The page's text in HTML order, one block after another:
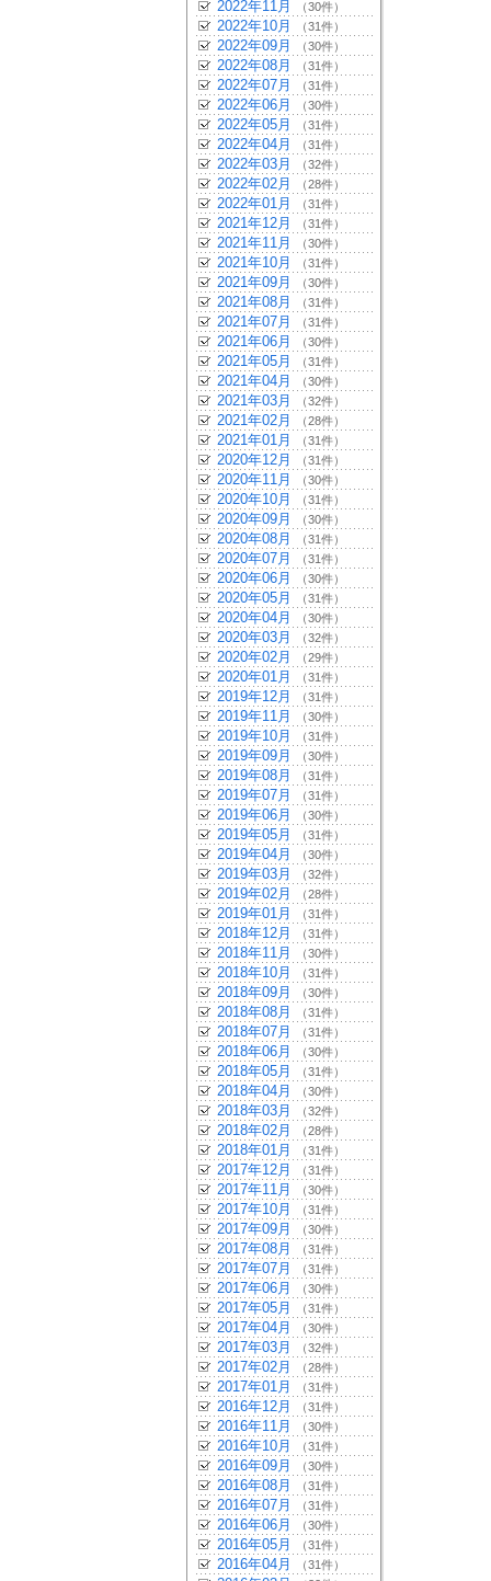
2022年11月 （30件）
2022年10月 （31件）
2022年09月 （30件）
2022年08月 （31件）
2022年07月 （31件）
2022年06月 （30件）
2022年05月 （31件）
2022年04月 （31件）
2022年03月 （32件）
2022年02月 （28件）
2022年01月 （31件）
2021年12月 （31件）
2021年11月 （30件）
2021年10月 （31件）
2021年09月 （30件）
2021年08月 （31件）
2021年07月 （31件）
2021年06月 （30件）
2021年05月 （31件）
2021年04月 （30件）
2021年03月 （32件）
2021年02月 （28件）
2021年01月 （31件）
2020年12月 （31件）
2020年11月 （30件）
2020年10月 （31件）
2020年09月 （30件）
2020年08月 （31件）
2020年07月 （31件）
2020年06月 （30件）
2020年05月 （31件）
2020年04月 （30件）
2020年03月 （32件）
2020年02月 （29件）
2020年01月 （31件）
2019年12月 （31件）
2019年11月 （30件）
2019年10月 （31件）
2019年09月 （30件）
2019年08月 （31件）
2019年07月 （31件）
2019年06月 （30件）
2019年05月 （31件）
2019年04月 （30件）
2019年03月 （32件）
2019年02月 （28件）
2019年01月 （31件）
2018年12月 （31件）
2018年11月 （30件）
2018年10月 （31件）
2018年09月 （30件）
2018年08月 （31件）
2018年07月 （31件）
2018年06月 （30件）
2018年05月 （31件）
2018年04月 （30件）
2018年03月 （32件）
2018年02月 （28件）
2018年01月 （31件）
2017年12月 （31件）
2017年11月 （30件）
2017年10月 （31件）
2017年09月 （30件）
2017年08月 （31件）
2017年07月 （31件）
2017年06月 （30件）
2017年05月 （31件）
2017年04月 （30件）
2017年03月 （32件）
2017年02月 （28件）
2017年01月 （31件）
2016年12月 （31件）
2016年11月 （30件）
2016年10月 （31件）
2016年09月 （30件）
2016年08月 （31件）
2016年07月 （31件）
2016年06月 （30件）
2016年05月 （31件）
2016年04月 （31件）